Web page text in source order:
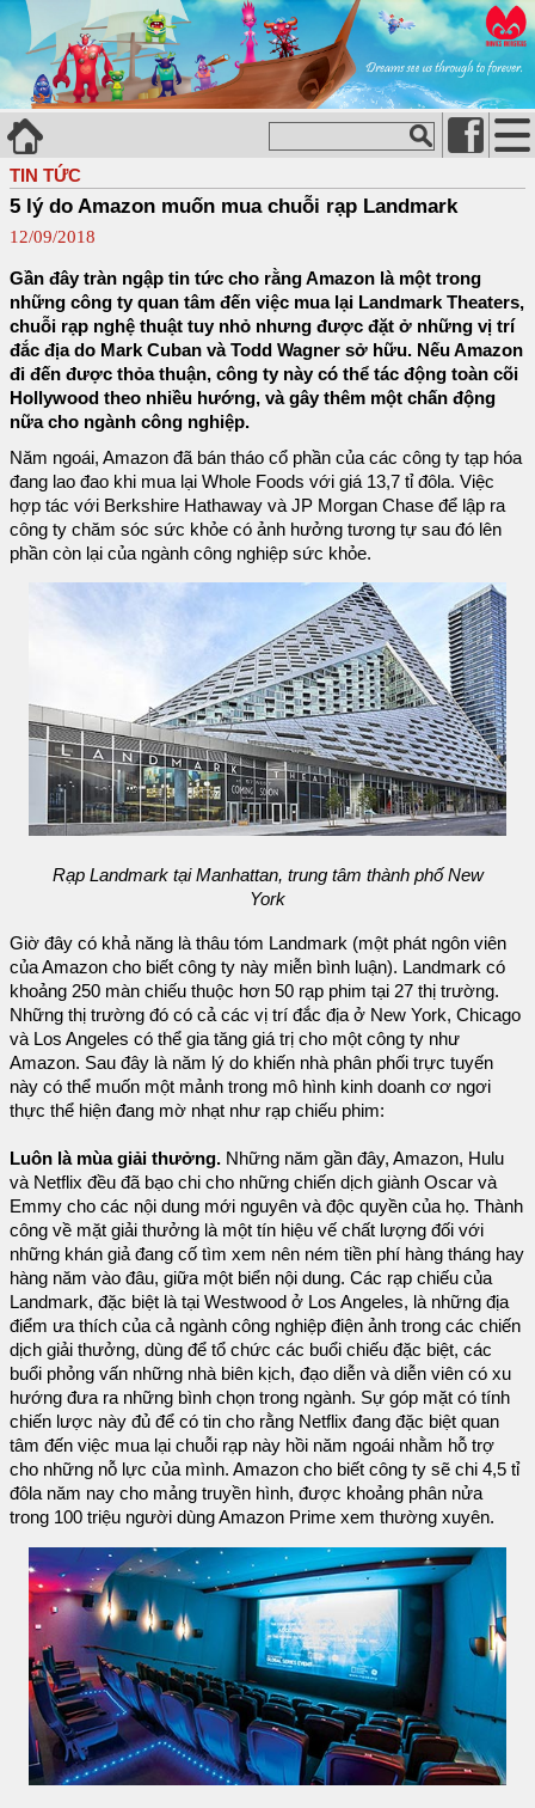
TIN TỨC
5 lý do Amazon muốn mua chuỗi rạp Landmark
12/09/2018
Gần đây tràn ngập tin tức cho rằng Amazon là một trong
những công ty quan tâm đến việc mua lại Landmark Theaters,
chuỗi rạp nghệ thuật tuy nhỏ nhưng được đặt ở những vị trí
đắc địa do Mark Cuban và Todd Wagner sở hữu. Nếu Amazon
đi đến được thỏa thuận, công ty này có thể tác động toàn cõi
Hollywood theo nhiều hướng, và gây thêm một chấn động
nữa cho ngành công nghiệp.
Năm ngoái, Amazon đã bán tháo cổ phần của các công ty tạp hóa
đang lao đao khi mua lại Whole Foods với giá 13,7 tỉ đôla. Việc
hợp tác với Berkshire Hathaway và JP Morgan Chase để lập ra
công ty chăm sóc sức khỏe có ảnh hưởng tương tự sau đó lên
phần còn lại của ngành công nghiệp sức khỏe.
Rạp Landmark tại Manhattan, trung tâm thành phố New
York
Giờ đây có khả năng là thâu tóm Landmark (một phát ngôn viên
của Amazon cho biết công ty này miễn bình luận). Landmark có
khoảng 250 màn chiếu thuộc hơn 50 rạp phim tại 27 thị trường.
Những thị trường đó có cả các vị trí đắc địa ở New York, Chicago
và Los Angeles có thể gia tăng giá trị cho một công ty như
Amazon. Sau đây là năm lý do khiến nhà phân phối trực tuyến
này có thể muốn một mảnh trong mô hình kinh doanh cơ ngơi
thực thể hiện đang mờ nhạt như rạp chiếu phim:
Luôn là mùa giải thưởng. Những năm gần đây, Amazon, Hulu
và Netflix đều đã bạo chi cho những chiến dịch giành Oscar và
Emmy cho các nội dung mới nguyên và độc quyền của họ. Thành
công về mặt giải thưởng là một tín hiệu vế chất lượng đối với
những khán giả đang cố tìm xem nên ném tiền phí hàng tháng hay
hàng năm vào đâu, giữa một biển nội dung. Các rạp chiếu của
Landmark, đặc biệt là tại Westwood ở Los Angeles, là những địa
điểm ưa thích của cả ngành công nghiệp điện ảnh trong các chiến
dịch giải thưởng, dùng để tổ chức các buổi chiếu đặc biệt, các
buổi phỏng vấn những nhà biên kịch, đạo diễn và diễn viên có xu
hướng đưa ra những bình chọn trong ngành. Sự góp mặt có tính
chiến lược này đủ để có tin cho rằng Netflix đang đặc biệt quan
tâm đến việc mua lại chuỗi rạp này hồi năm ngoái nhằm hỗ trợ
cho những nỗ lực của mình. Amazon cho biết công ty sẽ chi 4,5 tỉ
đôla năm nay cho mảng truyền hình, được khoảng phân nửa
trong 100 triệu người dùng Amazon Prime xem thường xuyên.